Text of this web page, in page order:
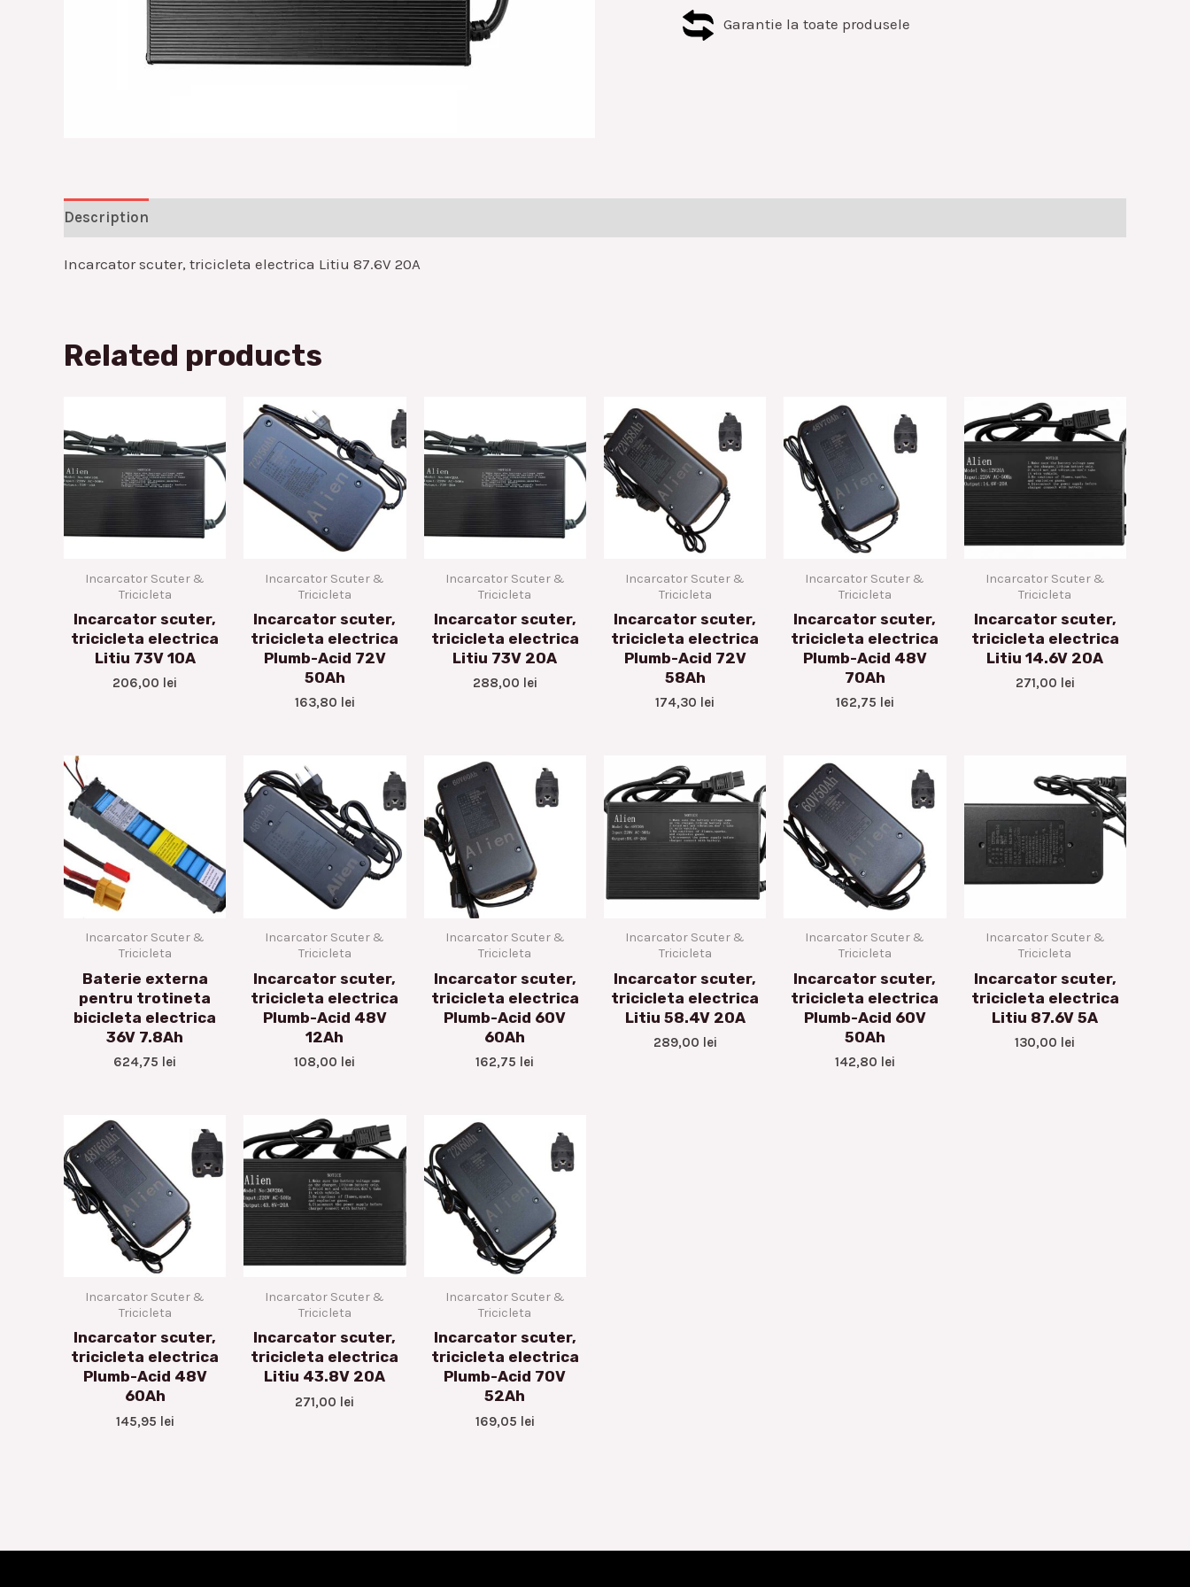
Garantie la toate produsele
Description
Incarcator scuter, tricicleta electrica Litiu 87.6V 20A
Related products
Incarcator Scuter &
Tricicleta
Incarcator scuter,
tricicleta electrica
Litiu 73V 10A
206,00 lei
Incarcator Scuter &
Tricicleta
Incarcator scuter,
tricicleta electrica
Plumb-Acid 72V
50Ah
163,80 lei
Incarcator Scuter &
Tricicleta
Incarcator scuter,
tricicleta electrica
Litiu 73V 20A
288,00 lei
Incarcator Scuter &
Tricicleta
Incarcator scuter,
tricicleta electrica
Plumb-Acid 72V
58Ah
174,30 lei
Incarcator Scuter &
Tricicleta
Incarcator scuter,
tricicleta electrica
Plumb-Acid 48V
70Ah
162,75 lei
Incarcator Scuter &
Tricicleta
Incarcator scuter,
tricicleta electrica
Litiu 14.6V 20A
271,00 lei
Incarcator Scuter &
Tricicleta
Baterie externa
pentru trotineta
bicicleta electrica
36V 7.8Ah
624,75 lei
Incarcator Scuter &
Tricicleta
Incarcator scuter,
tricicleta electrica
Plumb-Acid 48V
12Ah
108,00 lei
Incarcator Scuter &
Tricicleta
Incarcator scuter,
tricicleta electrica
Plumb-Acid 60V
60Ah
162,75 lei
Incarcator Scuter &
Tricicleta
Incarcator scuter,
tricicleta electrica
Litiu 58.4V 20A
289,00 lei
Incarcator Scuter &
Tricicleta
Incarcator scuter,
tricicleta electrica
Plumb-Acid 60V
50Ah
142,80 lei
Incarcator Scuter &
Tricicleta
Incarcator scuter,
tricicleta electrica
Litiu 87.6V 5A
130,00 lei
Incarcator Scuter &
Tricicleta
Incarcator scuter,
tricicleta electrica
Plumb-Acid 48V
60Ah
145,95 lei
Incarcator Scuter &
Tricicleta
Incarcator scuter,
tricicleta electrica
Litiu 43.8V 20A
271,00 lei
Incarcator Scuter &
Tricicleta
Incarcator scuter,
tricicleta electrica
Plumb-Acid 70V
52Ah
169,05 lei